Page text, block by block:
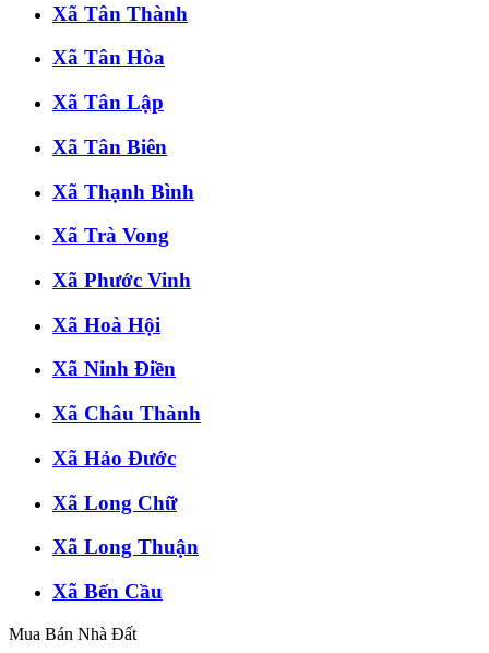
Xã Tân Thành
Xã Tân Hòa
Xã Tân Lập
Xã Tân Biên
Xã Thạnh Bình
Xã Trà Vong
Xã Phước Vinh
Xã Hoà Hội
Xã Ninh Điền
Xã Châu Thành
Xã Hảo Đước
Xã Long Chữ
Xã Long Thuận
Xã Bến Cầu
Mua Bán Nhà Đất